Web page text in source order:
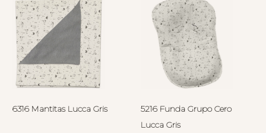
6316 Mantitas Lucca Gris
5216 Funda Grupo Cero
Lucca Gris